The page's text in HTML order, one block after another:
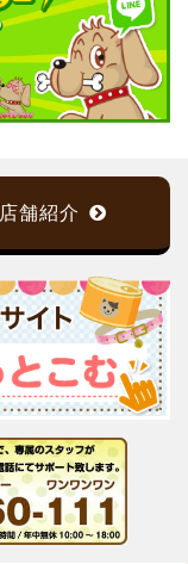
店舗紹介